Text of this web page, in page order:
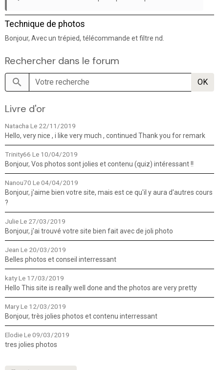
Technique de photos
Bonjour, Avec un trépied, télécommande et filtre nd.
Rechercher dans le forum
OK
Livre d'or
Natacha Le 22/11/2019
Hello, very nice , i like very much , continued Thank you for remark
Trinity66 Le 10/04/2019
Bonjour, Vos photos sont jolies et contenu (quiz) intéressant !!
Nanou70 Le 04/04/2019
Bonjour, j'aime bien votre site, mais est ce qu'il y aura d'autres cours
?
JulieLe 27/03/2019
Bonjour, j'ai trouvé votre site bien fait avec de joli photo
Jean Le 20/03/2019
Belles photos et conseil interressant
katyLe 17/03/2019
Hello This site is really well done and the photos are very pretty
MaryLe 12/03/2019
Bonjour, très jolies photos et contenu interressant
ElodieLe 09/03/2019
tres jolies photos